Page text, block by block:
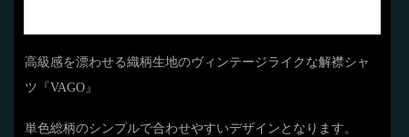
高級感を漂わせる織柄生地のヴィンテージライクな解襟シャ
ツ『VAGO』
単色総柄のシンプルで合わせやすいデザインとなります。